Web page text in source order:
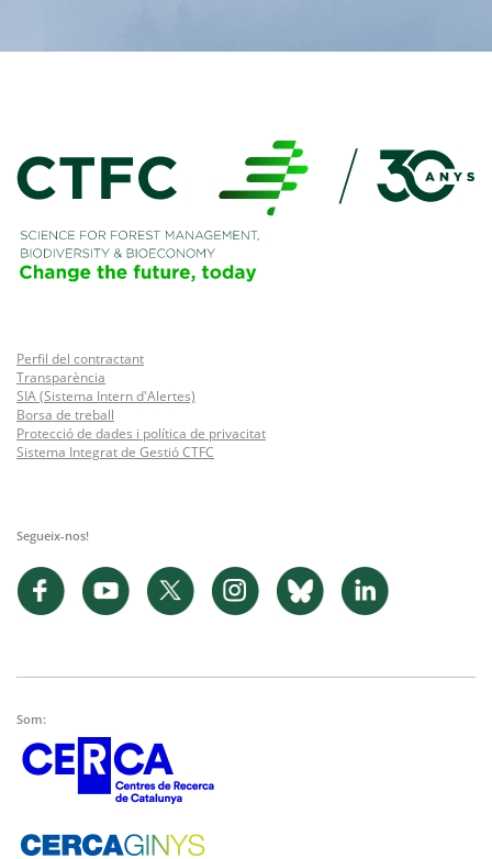
Perfil del contractant
Transparència
SIA (Sistema Intern d'Alertes)
Borsa de treball
Protecció de dades i política de privacitat
Sistema Integrat de Gestió CTFC
Segueix-nos!
Som: